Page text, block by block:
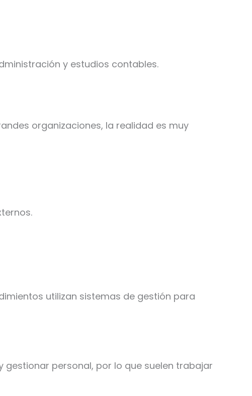
y estudios contables.
organizaciones, la realidad es muy
utilizan sistemas de gestión para
personal, por lo que suelen trabajar